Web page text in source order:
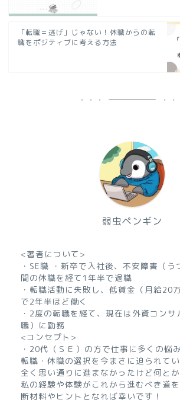
「転職＝逃げ」じゃない！休職からの転
職をポジティブに考える方法
弱虫ペンギン
<著者について>
・SE職 ・新卒で入社後、不安障害（う
間の休職を経て1年半で退職
・転職活動に失敗し、低賃金（月給20
で2年半ほど働く
・2度の転職を経て、現在は外資コンサ
職）に勤務
<コンセプト>
・20代（ＳＥ）の方で仕事に多くの悩
転職・休職の選択を今まさに迫られてい
全く思い通りに進まなかったけど何と
私の経験や体験がこれから進むべき道
断材料やヒントとなれば幸いです！